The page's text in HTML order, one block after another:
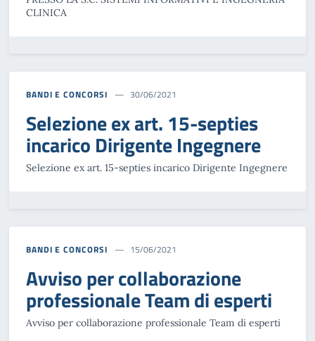
CLINICA
BANDI E CONCORSI 30/06/2021
Selezione ex art. 15-septies
incarico Dirigente Ingegnere
Selezione ex art. 15-septies incarico Dirigente Ingegnere
BANDI E CONCORSI 15/06/2021
Avviso per collaborazione
professionale Team di esperti
Avviso per collaborazione professionale Team di esperti